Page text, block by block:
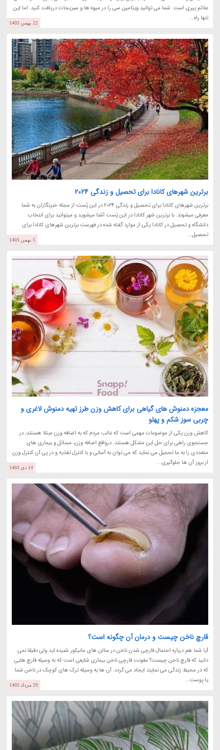
علائم پیری است. شما می توانید ویتامین سی را در میوه ها و سبزیجات دریافت کنید. اما این
تنها راه...
22 بهمن 1403
برترین شهرهای کانادا برای تحصیل و زندگی 2024
برترین شهرهای کانادا برای تحصیل و زندگی 2024 در این پُست از مجله خبرنگاران به شما
معرفی میشوند. با برترین شهر کانادا در این پُست آشنا میشوید و میتوانید برای انتخاب
دانشگاه و تحصیل در کانادا یکی از موارد گفته شده در فهرست برترین شهرهای کانادا برای
تحصیل...
5 بهمن 1403
معجزه دمنوش های گیاهی برای کاهش وزن طرز تهیه دمنوش لاغری و
چربی سوز شکم و پهلو
کاهش وزن یکی از موضوعات مهمی است که غالب مردم که به اضافه وزن مبتلا هستند، در
جستجوی راهی برای حل این مشکل هستند. درواقع اضافه وزن، مسائل و بیماری های
متعددی را به ما تحمیل می نماید که می توان به آسانی و با کنترل تغذیه و در پی آن کنترل وزن
از بروز آن ها جلوگیری...
14 دی 1403
قارچ ناخن چیست و درمان آن چگونه است؟
آیا شما هم درباره احتمال قارچی شدن ناخن در سالن های مانیکور شنیده اید ولی دقیقا نمی
دانید که قارچ ناخن چیست؟ عفونت قارچی ناخن بیماری شایعی است که به وسیله قارچ هایی
که در محیط زندگی می نمایند ایجاد می گردد. آن ها به وسیله ترک های کوچک در ناخن شما
یا پوست...
29 مرداد 1403